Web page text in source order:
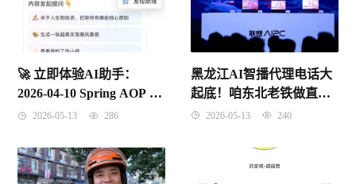
🚀 立即体验AI助手：
2026-04-10 Spring AOP 核
心概念与底层原理实战
2026-05-13 286
黑龙江AI智播代理电话大
起底！咱东北老铁做直播
终于有救了
2026-05-13 240